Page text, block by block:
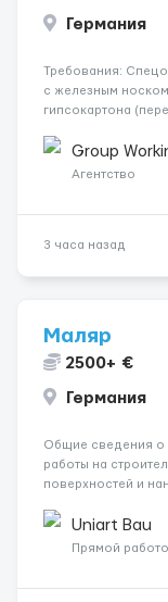
Германия
Требования:
с железным
гипсокартона
малярных работ
Штукатурные
Group
Агентство
3 часа назад
Маляр
2500+ €
Германия
Общие сведения о
работы на
поверхностей и
профессионалов
профессионалов с
Uniart Bau
Прямой